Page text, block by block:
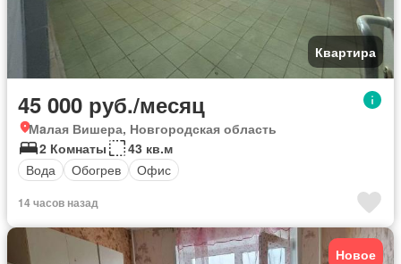
Квартира
45 000 руб./месяц
Мaлая Вишера, Новгородская область
2 Комнаты
43 кв.м
Вода
Обогрев Офис
14 часов назад
Новое